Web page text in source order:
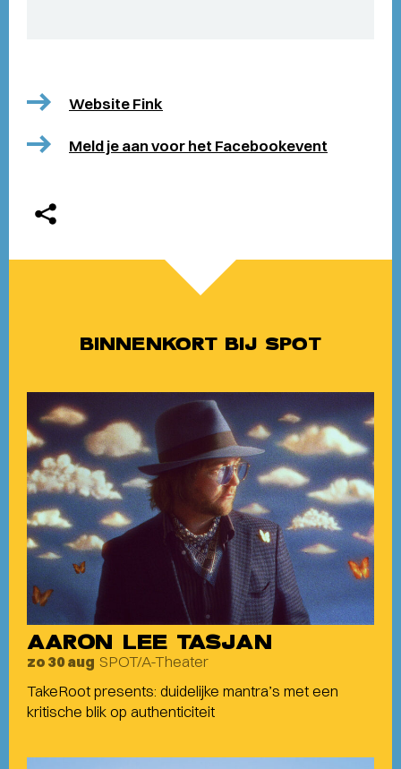
Website Fink
Meld je aan voor het Facebookevent
BINNENKORT BIJ SPOT
AARON LEE TASJAN
zo 30 aug SPOT/A-Theater
TakeRoot presents: duidelijke mantra’s met een
kritische blik op authenticiteit